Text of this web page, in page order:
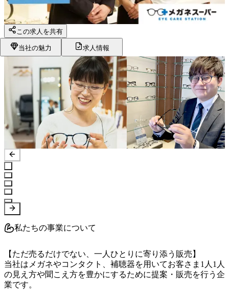
この求人を共有
当社の魅力 求人情報
私たちの事業について
【ただ売るだけでない、一人ひとりに寄り添う販売】
当社はメガネやコンタクト、補聴器を用いてお客さま1人1人
の見え方や聞こえ方を豊かにするために提案・販売を行う企
業です。